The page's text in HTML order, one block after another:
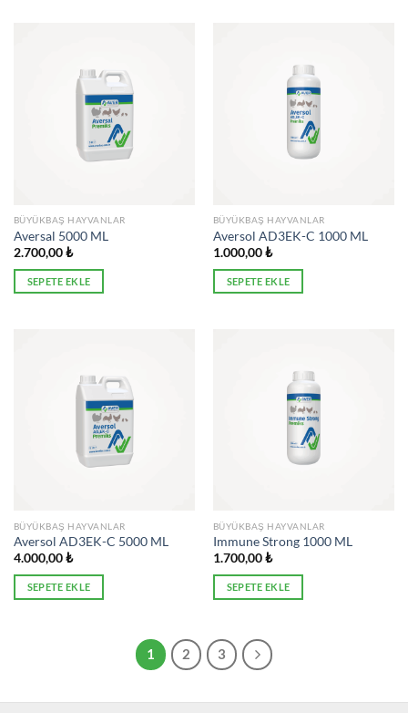
BÜYÜKBAŞ HAYVANLAR
Aversal 5000 ML
2.700,00₺
SEPETE EKLE
BÜYÜKBAŞ HAYVANLAR
Aversol AD3EK-C 1000 ML
1.000,00₺
SEPETE EKLE
BÜYÜKBAŞ HAYVANLAR
Aversol AD3EK-C 5000 ML
4.000,00₺
SEPETE EKLE
BÜYÜKBAŞ HAYVANLAR
Immune Strong 1000 ML
1.700,00₺
SEPETE EKLE
1 2 3